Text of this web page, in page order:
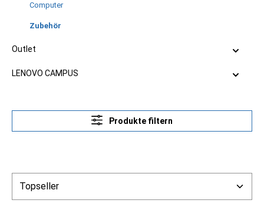
Computer
Zubehör
Outlet
LENOVO CAMPUS
Produkte filtern